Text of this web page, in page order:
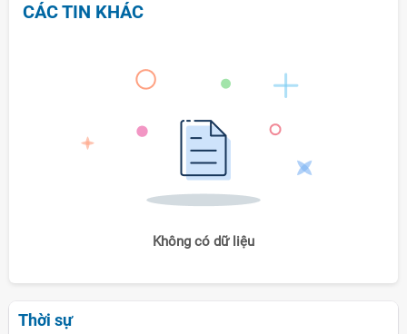
CÁC TIN KHÁC
Không có dữ liệu
Thời sự